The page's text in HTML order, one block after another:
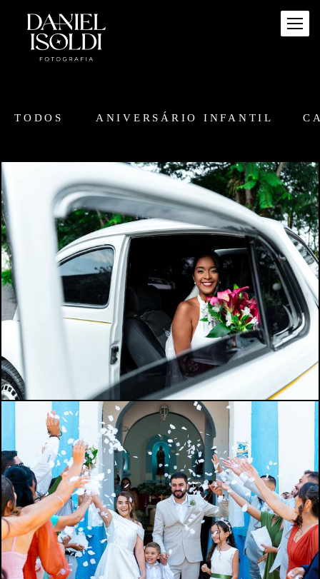
TODOS ANIVERSÁRIO INFANTIL
39 0
129